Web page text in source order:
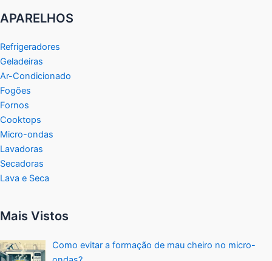
APARELHOS
Refrigeradores
Geladeiras
Ar-Condicionado
Fogões
Fornos
Cooktops
Micro-ondas
Lavadoras
Secadoras
Lava e Seca
Mais Vistos
Como evitar a formação de mau cheiro no micro-